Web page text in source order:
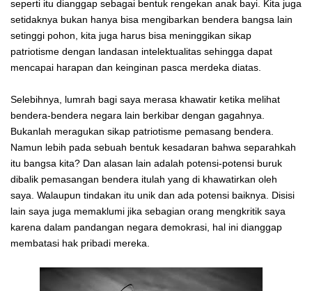
seperti itu dianggap sebagai bentuk rengekan anak bayi. Kita juga
setidaknya bukan hanya bisa mengibarkan bendera bangsa lain
setinggi pohon, kita juga harus bisa meninggikan sikap
patriotisme dengan landasan intelektualitas sehingga dapat
mencapai harapan dan keinginan pasca merdeka diatas.
Selebihnya, lumrah bagi saya merasa khawatir ketika melihat
bendera-bendera negara lain berkibar dengan gagahnya.
Bukanlah meragukan sikap patriotisme pemasang bendera.
Namun lebih pada sebuah bentuk kesadaran bahwa separahkah
itu bangsa kita? Dan alasan lain adalah potensi-potensi buruk
dibalik pemasangan bendera itulah yang di khawatirkan oleh
saya. Walaupun tindakan itu unik dan ada potensi baiknya. Disisi
lain saya juga memaklumi jika sebagian orang mengkritik saya
karena dalam pandangan negara demokrasi, hal ini dianggap
membatasi hak pribadi mereka.